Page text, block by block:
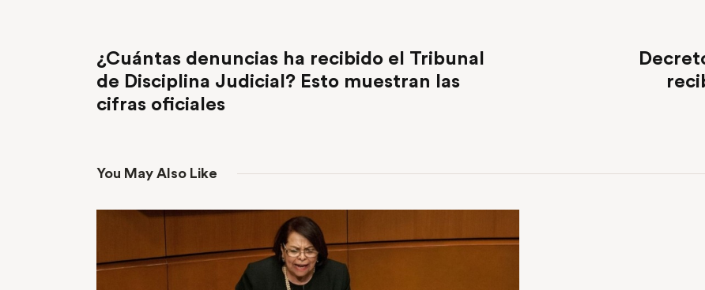
¿Cuántas denuncias ha recibido el Tribunal
de Disciplina Judicial? Esto muestran las
cifras oficiales
You May Also Like